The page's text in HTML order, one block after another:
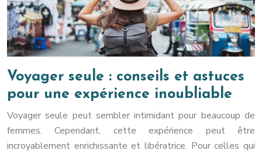
Voyager seule : conseils et astuces
pour une expérience inoubliable
Voyager seule peut sembler intimidant pour beaucoup de
femmes. Cependant, cette expérience peut être
incroyablement enrichissante et libératrice. Pour celles qui